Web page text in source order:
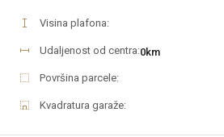
Visina plafona:
Udaljenost od centra:0km
Površina parcele:
Kvadratura garaže: